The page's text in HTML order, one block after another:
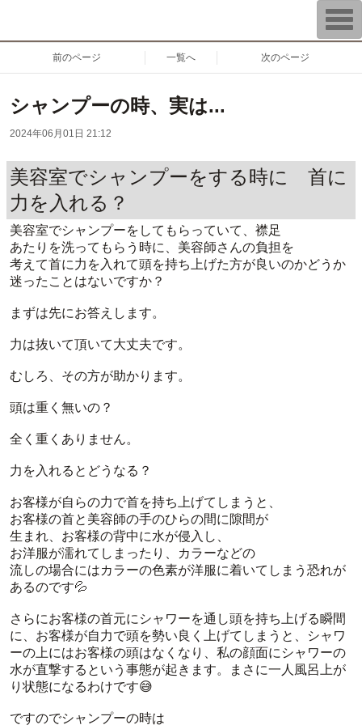
前のページ 一覧へ 次のページ
シャンプーの時、実は...
2024年06月01日 21:12
美容室でシャンプーをする時に 首に
力を入れる？
美容室でシャンプーをしてもらっていて、襟足
あたりを洗ってもらう時に、美容師さんの負担を
考えて首に力を入れて頭を持ち上げた方が良いのかどうか
迷ったことはないですか？
まずは先にお答えします。
力は抜いて頂いて大丈夫です。
むしろ、その方が助かります。
頭は重く無いの？
全く重くありません。
力を入れるとどうなる？
お客様が自らの力で首を持ち上げてしまうと、
お客様の首と美容師の手のひらの間に隙間が
生まれ、お客様の背中に水が侵入し、
お洋服が濡れてしまったり、カラーなどの
流しの場合にはカラーの色素が洋服に着いてしまう恐れが
あるのです💦
さらにお客様の首元にシャワーを通し頭を持ち上げる瞬間
に、お客様が自力で頭を勢い良く上げてしまうと、シャワ
ーの上にはお客様の頭はなくなり、私の顔面にシャワーの
水が直撃するという事態が起きます。まさに一人風呂上が
り状態になるわけです😅
ですのでシャンプーの時は
T
o
g
e
t
i
o